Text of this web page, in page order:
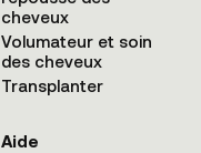
cheveux
Volumateur et soin
des cheveux
Transplanter
Aide